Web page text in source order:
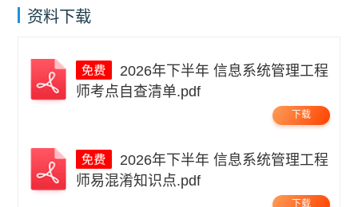
资料下载
师考点自查清单.pdf
下载
师易混淆知识点.pdf
下载